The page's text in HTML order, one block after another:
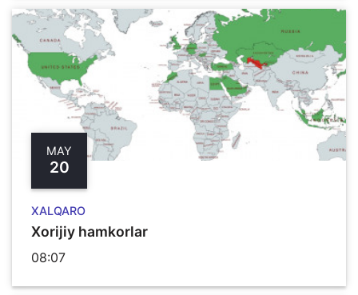
MAY
20
XALQARO
Xorijiy hamkorlar
08:07